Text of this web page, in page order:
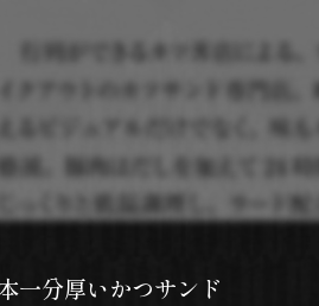
一分厚いかつサンド